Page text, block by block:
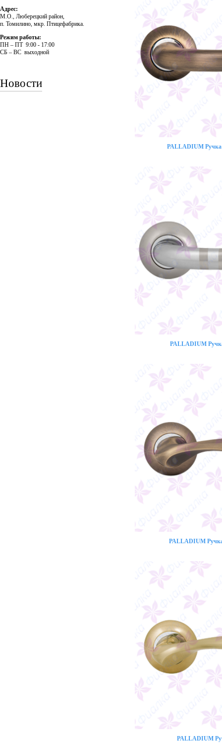
Адрес:
М.О., Люберецкий район,
п. Томилино, мкр. Птицефабрика.
Режим работы:
ПH – ПT 9:00 - 17:00
CБ – BC выходной
Новости
PALLADIUM Ручка
PALLADIUM
PALLADIUM
PALLADIUM